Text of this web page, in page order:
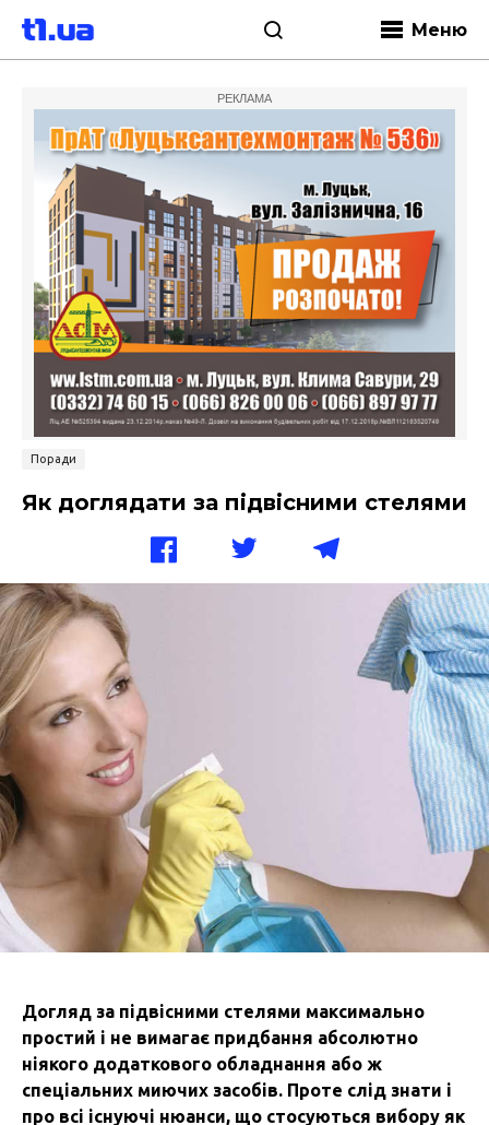
Меню
РЕКЛАМА
Поради
Як доглядати за підвісними стелями
Догляд за підвісними стелями максимально
простий і не вимагає придбання абсолютно
ніякого додаткового обладнання або ж
спеціальних миючих засобів. Проте слід знати і
про всі існуючі нюанси, що стосуються вибору як